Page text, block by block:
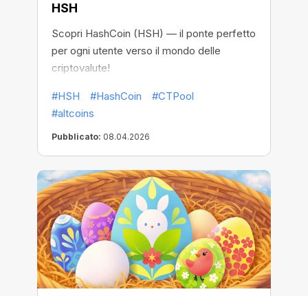
HSH
Scopri HashCoin (HSH) — il ponte perfetto
per ogni utente verso il mondo delle
criptovalute!
#HSH #HashCoin
#CTPool
#altcoins
Pubblicato: 08.04.2026